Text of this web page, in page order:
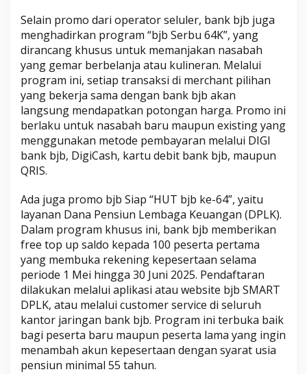
Selain promo dari operator seluler, bank bjb juga
menghadirkan program “bjb Serbu 64K”, yang
dirancang khusus untuk memanjakan nasabah
yang gemar berbelanja atau kulineran. Melalui
program ini, setiap transaksi di merchant pilihan
yang bekerja sama dengan bank bjb akan
langsung mendapatkan potongan harga. Promo ini
berlaku untuk nasabah baru maupun existing yang
menggunakan metode pembayaran melalui DIGI
bank bjb, DigiCash, kartu debit bank bjb, maupun
QRIS.
Ada juga promo bjb Siap “HUT bjb ke-64”, yaitu
layanan Dana Pensiun Lembaga Keuangan (DPLK).
Dalam program khusus ini, bank bjb memberikan
free top up saldo kepada 100 peserta pertama
yang membuka rekening kepesertaan selama
periode 1 Mei hingga 30 Juni 2025. Pendaftaran
dilakukan melalui aplikasi atau website bjb SMART
DPLK, atau melalui customer service di seluruh
kantor jaringan bank bjb. Program ini terbuka baik
bagi peserta baru maupun peserta lama yang ingin
menambah akun kepesertaan dengan syarat usia
pensiun minimal 55 tahun.